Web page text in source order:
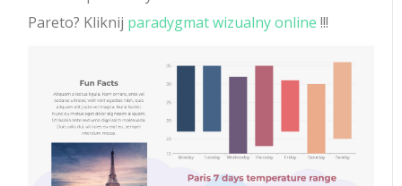
Pareto? Kliknij paradygmat wizualny online !!!